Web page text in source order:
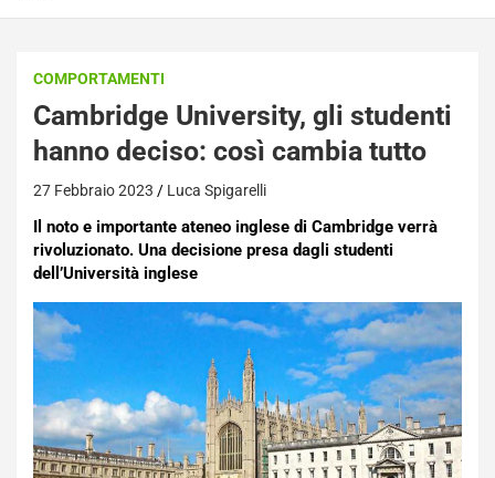
COMPORTAMENTI
Cambridge University, gli studenti
hanno deciso: così cambia tutto
27 Febbraio 2023 Luca Spigarelli
Il noto e importante ateneo inglese di Cambridge verrà
rivoluzionato. Una decisione presa dagli studenti
dell’Università inglese